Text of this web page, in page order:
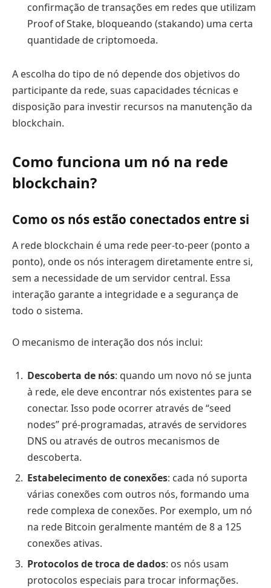
confirmação de transações em redes que utilizam
Proof of Stake, bloqueando (stakando) uma certa
quantidade de criptomoeda.
A escolha do tipo de nó depende dos objetivos do
participante da rede, suas capacidades técnicas e
disposição para investir recursos na manutenção da
blockchain.
Como funciona um nó na rede
blockchain?
Como os nós estão conectados entre si
A rede blockchain é uma rede peer-to-peer (ponto a
ponto), onde os nós interagem diretamente entre si,
sem a necessidade de um servidor central. Essa
interação garante a integridade e a segurança de
todo o sistema.
O mecanismo de interação dos nós inclui:
Descoberta de nós: quando um novo nó se junta
à rede, ele deve encontrar nós existentes para se
conectar. Isso pode ocorrer através de “seed
nodes” pré-programadas, através de servidores
DNS ou através de outros mecanismos de
descoberta.
Estabelecimento de conexões: cada nó suporta
várias conexões com outros nós, formando uma
rede complexa de conexões. Por exemplo, um nó
na rede Bitcoin geralmente mantém de 8 a 125
conexões ativas.
Protocolos de troca de dados: os nós usam
protocolos especiais para trocar informações.